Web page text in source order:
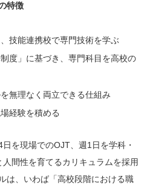
特徴
技能連携校で専門技術を学ぶ
度」に基づき、専門科目を高校の
無理なく両立できる仕組み
経験を積める
を現場でのOJT、週1日を学科・
間性を育てるカリキュラムを採用
は、いわば「高校段階における職